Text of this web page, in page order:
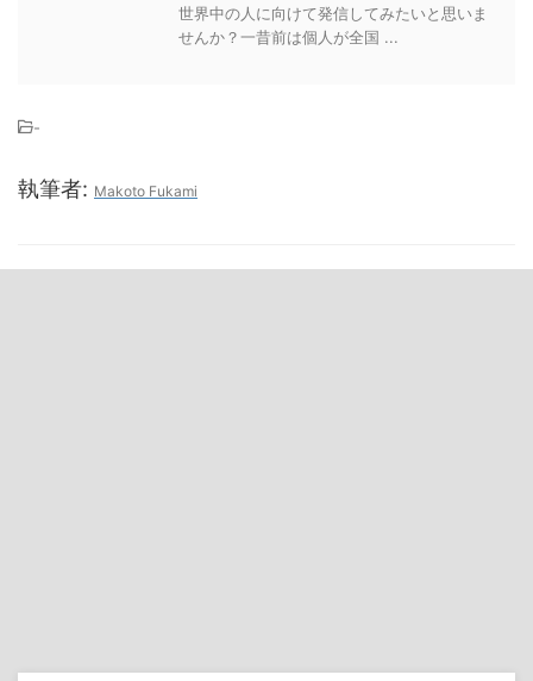
世界中の人に向けて発信してみたいと思いま
せんか？一昔前は個人が全国 ...
-
執筆者: Makoto Fukami